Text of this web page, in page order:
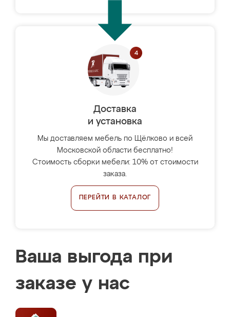
Доставка
и установка
Мы доставляем мебель по Щёлково и всей
Московской области бесплатно!
Стоимость сборки мебели: 10% от стоимости
заказа.
ПЕРЕЙТИ В КАТАЛОГ
Ваша выгода при
заказе у нас